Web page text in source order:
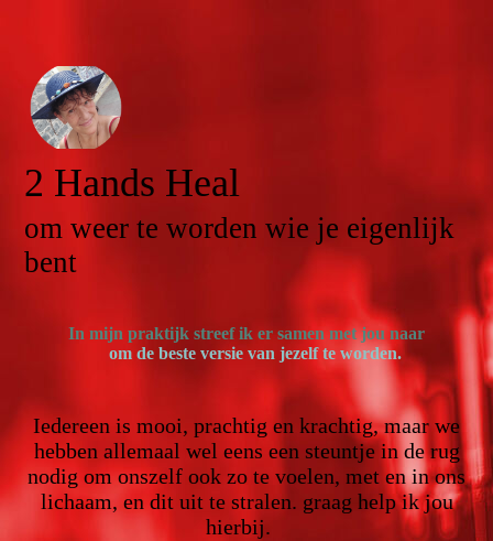
2 Hands Heal
om weer te worden wie je eigenlijk
bent
In mijn praktijk streef ik er samen met jou naar
om de beste versie van jezelf te worden.
Iedereen is mooi, prachtig en krachtig, maar we
hebben allemaal wel eens een steuntje in de rug
nodig om onszelf ook zo te voelen, met en in ons
lichaam, en dit uit te stralen. graag help ik jou
hierbij.